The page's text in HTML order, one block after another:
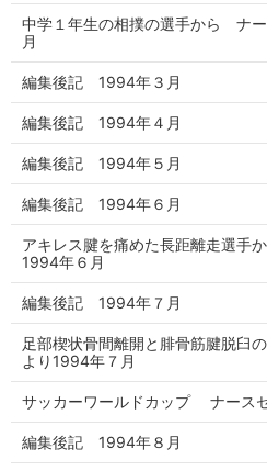
中学１年生の相撲の選手から ナ
月
編集後記 1994年３月
編集後記 1994年４月
編集後記 1994年５月
編集後記 1994年６月
アキレス腱を痛めた長距離走選手
1994年６月
編集後記 1994年７月
足部楔状骨間離開と腓骨筋腱脱臼
より1994年７月
サッカーワールドカップ ナース
編集後記 1994年８月